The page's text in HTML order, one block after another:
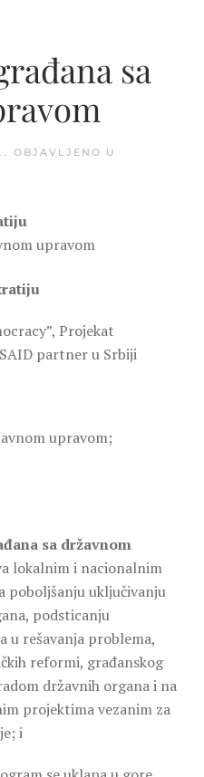
sa
. OBJAVLJENO U
upravom
Projekat
partner u Srbiji
upravom;
sa državnom
lokalnim i nacionalnim
poboljšanju uključivanju
podsticanju
rešavanja problema,
reformi, građanskog
državnih organa i na
projektima vezanim za
i